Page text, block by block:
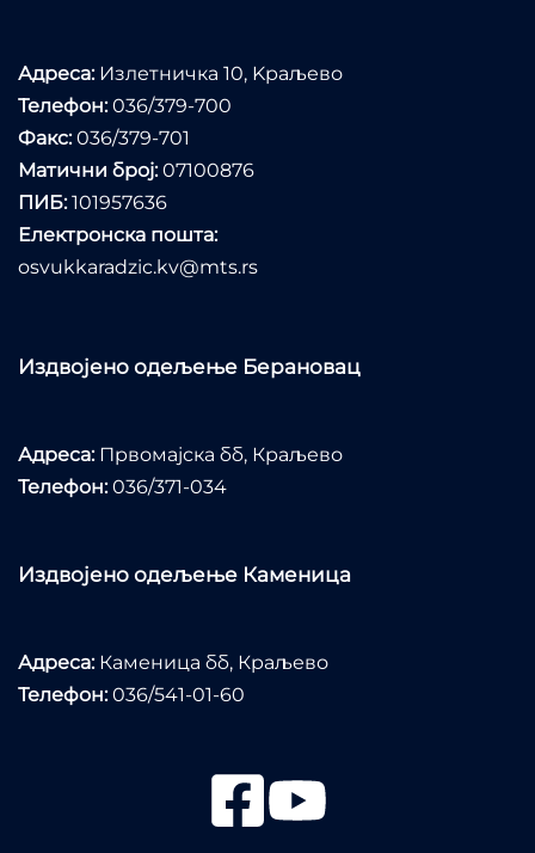
Адреса:Излетничка 10, Kраљево
Телефон:036/379-700
Факс:036/379-701
Матични број:07100876
ПИБ:101957636
Електронска пошта:
osvukkaradzic.kv@mts.rs
Издвојено одељење Берановац
Адреса:Првомајска бб, Краљево
Телефон:036/371-034
Издвојено одељење Каменица
Адреса:Каменица бб, Краљево
Телефон:036/541-01-60